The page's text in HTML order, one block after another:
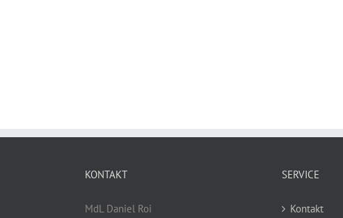
KONTAKT
MdL Daniel Roi
SERVICE
Kontakt